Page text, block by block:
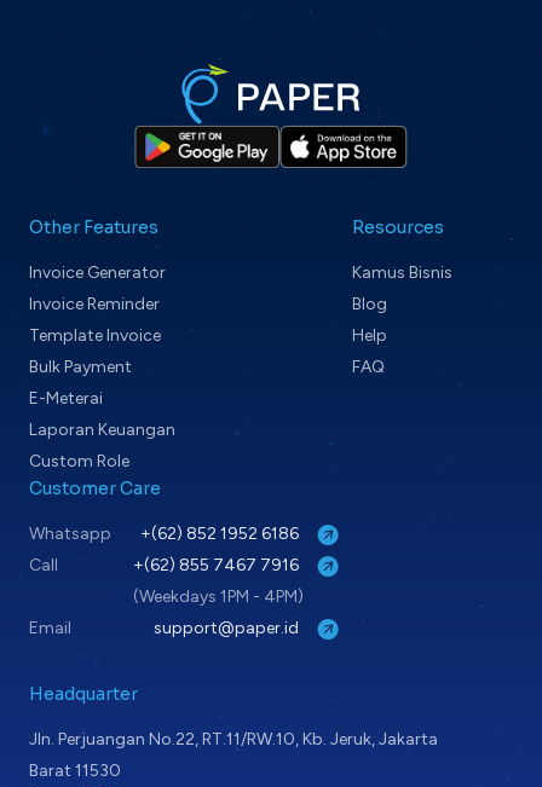
Other Features
Invoice Generator
Invoice Reminder
Template Invoice
Bulk Payment
E-Meterai
Laporan Keuangan
Custom Role
Resources
Kamus Bisnis
Blog
Help
FAQ
Customer Care
Whatsapp
+(62) 852 1952 6186
Call
+(62) 855 7467 7916
(Weekdays 1PM - 4PM)
Email
support@paper.id
Headquarter
Jln. Perjuangan No.22, RT.11/RW.10, Kb. Jeruk, Jakarta
Barat 11530